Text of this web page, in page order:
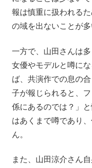
報は慎重に扱われる
の域を出ないことが多
一方で、山田さんは
女優やモデルと噂に
ば、共演作での息の
子が報じられると、
係にあるのでは？」
はあくまで噂であり
ん。
また、山田涼介さん